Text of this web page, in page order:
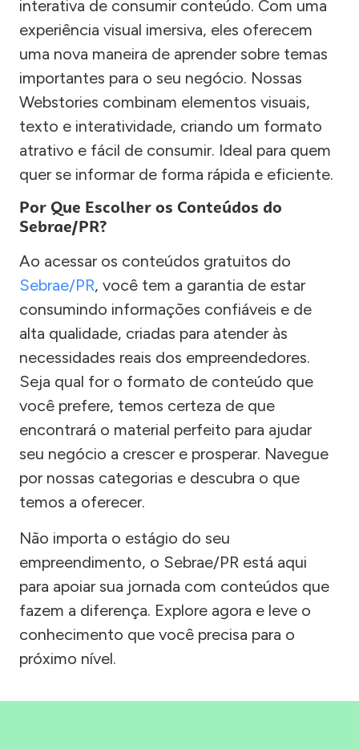
interativa de consumir conteúdo. Com uma
experiência visual imersiva, eles oferecem
uma nova maneira de aprender sobre temas
importantes para o seu negócio. Nossas
Webstories combinam elementos visuais,
texto e interatividade, criando um formato
atrativo e fácil de consumir. Ideal para quem
quer se informar de forma rápida e eficiente.
Por Que Escolher os Conteúdos do
Sebrae/PR?
Ao acessar os conteúdos gratuitos do
Sebrae/PR, você tem a garantia de estar
consumindo informações confiáveis e de
alta qualidade, criadas para atender às
necessidades reais dos empreendedores.
Seja qual for o formato de conteúdo que
você prefere, temos certeza de que
encontrará o material perfeito para ajudar
seu negócio a crescer e prosperar. Navegue
por nossas categorias e descubra o que
temos a oferecer.
Não importa o estágio do seu
empreendimento, o Sebrae/PR está aqui
para apoiar sua jornada com conteúdos que
fazem a diferença. Explore agora e leve o
conhecimento que você precisa para o
próximo nível.